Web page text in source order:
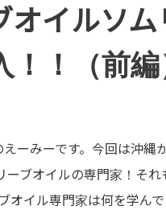
オイルソ
！（前編
ーみーです。今回は沖縄
ーブオイルの専門家！そ
オイル専門家は何を学んで